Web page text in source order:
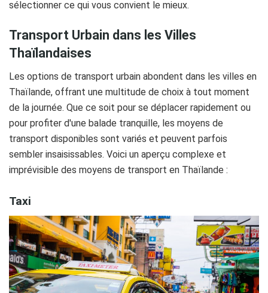
sélectionner ce qui vous convient le mieux.
Transport Urbain dans les Villes
Thaïlandaises
Les options de transport urbain abondent dans les villes en
Thaïlande, offrant une multitude de choix à tout moment
de la journée. Que ce soit pour se déplacer rapidement ou
pour profiter d'une balade tranquille, les moyens de
transport disponibles sont variés et peuvent parfois
sembler insaisissables. Voici un aperçu complexe et
imprévisible des moyens de transport en Thaïlande :
Taxi